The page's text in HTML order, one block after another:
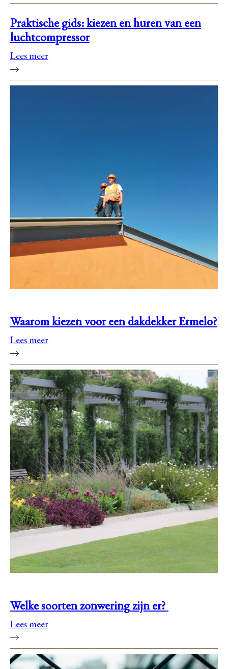
Praktische gids: kiezen en huren van een
luchtcompressor
Lees meer
Waarom kiezen voor een dakdekker Ermelo?
Lees meer
Welke soorten zonwering zijn er?
Lees meer